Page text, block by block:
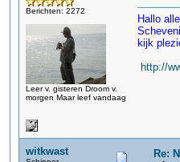
Berichten: 2272
Leer v. gisteren Droom v.
morgen Maar leef vandaag
Hallo
kijk
http://
witkwast Re: